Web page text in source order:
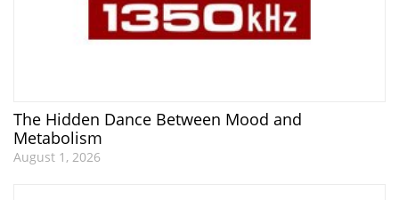
The Hidden Dance Between Mood and
Metabolism
August 1, 2026